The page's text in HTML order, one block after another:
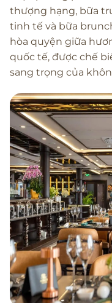
thượng hạng, bữa
tinh tế và bữa
hòa quyện giữa
quốc tế, được chế
sang trọng của